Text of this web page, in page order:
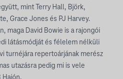
mint Terry Hall, Björk,
Grace Jones és PJ Harvey.
maga David Bowie is a rajongói
látásmódját és félelem nélküli
turnéjára repertoárjának merész
utazásra pedig mi is vele